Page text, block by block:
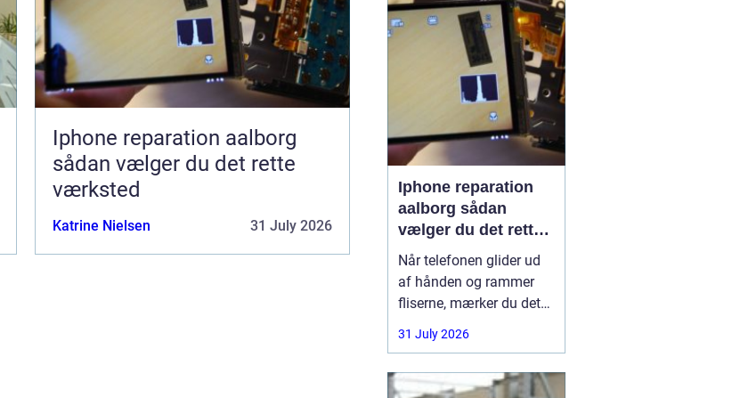
Iphone reparation aalborg
sådan vælger du det rette
værksted
Katrine Nielsen 31 July 2026
valgmuligheder m...
Iphone reparation
aalborg sådan
vælger du det rette
værksted
Når telefonen glider ud
af hånden og rammer
fliserne, mærker du det
med det samme.
Skærmen splintrer, lyden
står af midt på dagen.
31 July 2026